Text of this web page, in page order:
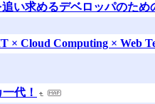
い求めるデベロッパのため
× Cloud Computing × Web
代！